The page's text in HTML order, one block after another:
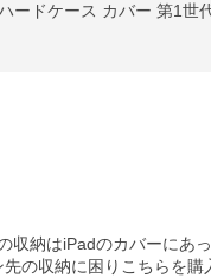
ードケース カバー 第1世
収納はiPadのカバーにあ
の収納に困りこちらを購